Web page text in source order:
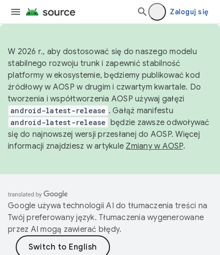
Zaloguj się
W 2026 r., aby dostosować się do naszego modelu
stabilnego rozwoju trunk i zapewnić stabilność
platformy w ekosystemie, będziemy publikować kod
źródłowy w AOSP w drugim i czwartym kwartale. Do
tworzenia i współtworzenia AOSP używaj gałęzi
android-latest-release . Gałąź manifestu
android-latest-release będzie zawsze odwoływać
się do najnowszej wersji przesłanej do AOSP. Więcej
informacji znajdziesz w artykule Zmiany w AOSP.
Google używa technologii AI do tłumaczenia treści na
Twój preferowany język. Tłumaczenia wygenerowane
przez AI mogą zawierać błędy.